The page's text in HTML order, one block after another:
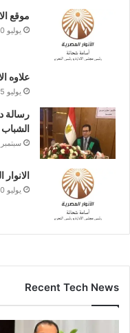
موقع
يوليو 30, 2011
علاوه
يوليو 5, 2022
رسالة
الشباب
سبتمبر 16, 2021
يوليو 30, 2012
Recent Tech News